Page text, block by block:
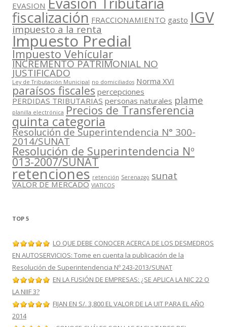
EVASION
fiscalización FRACCIONAMIENTO gasto IGV
impuesto a la renta
Impuesto Predial
Impuesto Vehícular
INCREMENTO PATRIMONIAL NO
JUSTIFICADO
Ley de Tributación Municipal no domiciliados Norma XVI
paraísos fiscales percepciones
PERDIDAS TRIBUTARIAS personas naturales plame
planilla electrónica Precios de Transferencia
quinta categoria
Resolución de Superintendencia N° 300-
2014/SUNAT
Resolución de Superintendencia Nº
013-2007/SUNAT
retenciones retención Serenazgo sunat
VALOR DE MERCADO VIATICOS
TOP 5
LO QUE DEBE CONOCER ACERCA DE LOS DESMEDROS
EN AUTOSERVICIOS: Tome en cuenta la publicación de la
Resolución de Superintendencia Nº 243-2013/SUNAT
EN LA FUSIÓN DE EMPRESAS: ¿SE APLICA LA NIC 22 O
LA NIIF 3?
FIJAN EN S/. 3,800 EL VALOR DE LA UIT PARA EL AÑO
2014